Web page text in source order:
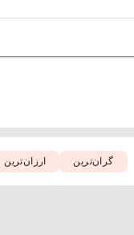
گران‌ترین ارزان‌ترین